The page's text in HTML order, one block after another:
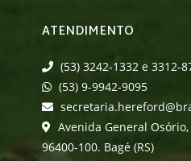
ATENDIMENTO
(53) 3242-1332 e 3312-
(53) 9-9942-9095
Avenida General Osório,
96400-100. Bagé (RS)